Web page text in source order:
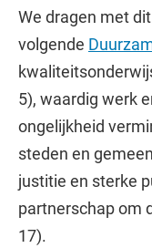
We dragen met
volgende
5), waardig werk
ongelijkheid
steden en
justitie en sterke
partnerschap om
17).